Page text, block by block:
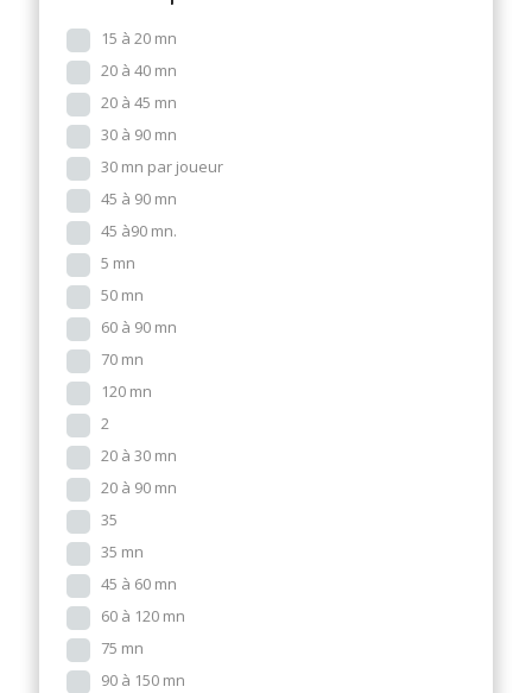
15 à 20 mn
20 à 40 mn
20 à 45 mn
30 à 90 mn
30 mn par joueur
45 à 90 mn
45 à90 mn.
5 mn
50 mn
60 à 90 mn
70 mn
120 mn
2
20 à 30 mn
20 à 90 mn
35
35 mn
45 à 60 mn
60 à 120 mn
75 mn
90 à 150 mn